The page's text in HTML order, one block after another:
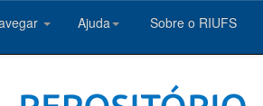
Ajuda Sobre o RIUFS